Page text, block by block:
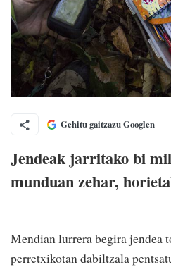
Gehitu gaitzazu Googlen
Jendeak jarritako bi
munduan zehar,
Mendian lurrera begira jendea
perretxikotan dabiltzala